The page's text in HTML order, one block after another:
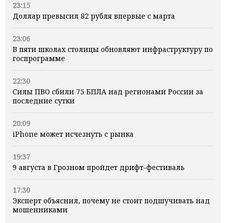
23:15
Доллар превысил 82 рубля впервые с марта
23:06
В пяти школах столицы обновляют инфраструктуру по
госпрограмме
22:30
Силы ПВО сбили 75 БПЛА над регионами России за
последние сутки
20:09
iPhone может исчезнуть с рынка
19:37
9 августа в Грозном пройдет дрифт-фестиваль
17:30
Эксперт объяснил, почему не стоит подшучивать над
мошенниками